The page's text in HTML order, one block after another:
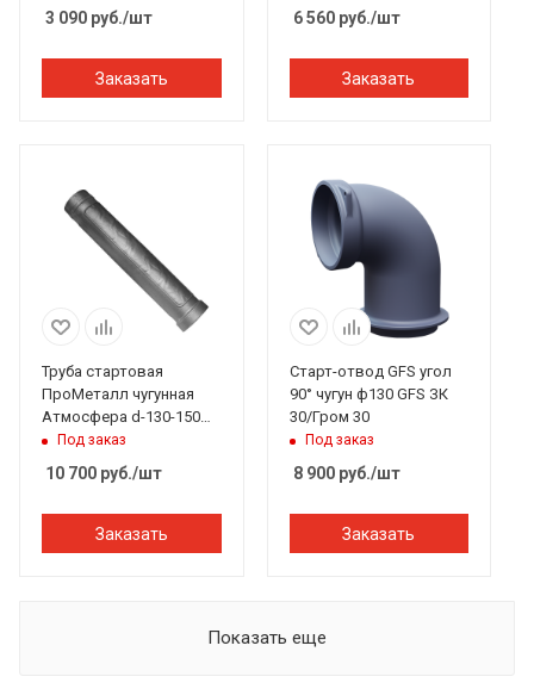
3 090 руб./шт
Заказать
6 560руб./шт
Заказать
Труба стартовая
ПроМеталл чугунная
Атмосфера d-130-150
мм L 740 серый
Под заказ
10 700 руб./шт
Заказать
Старт-отвод GFS угол
90° чугун ф130 GFS ЗК
30/Гром 30
Под заказ
8 900руб./шт
Заказать
Показать еще